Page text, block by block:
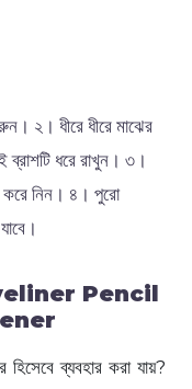
২। ধীরে ধীরে মাঝের
ধরে রাখুন। ৩।
করে নিন। ৪। পুরো
Pencil
ব্যবহার করা যায়?